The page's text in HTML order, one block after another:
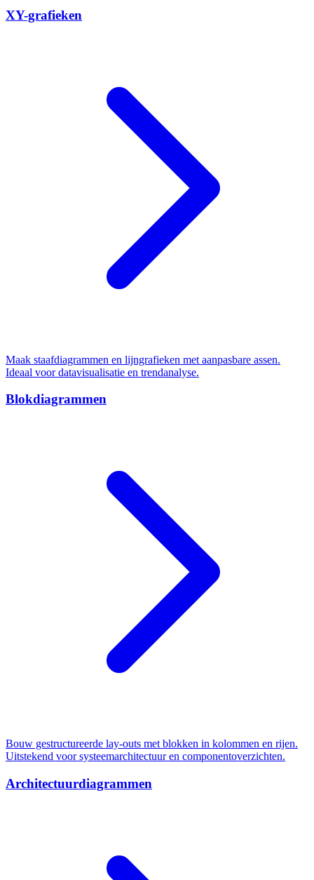
XY-grafieken
Maak staafdiagrammen en lijngrafieken met aanpasbare assen.
Ideaal voor datavisualisatie en trendanalyse.
Blokdiagrammen
Bouw gestructureerde lay-outs met blokken in kolommen en rijen.
Uitstekend voor systeemarchitectuur en componentoverzichten.
Architectuurdiagrammen